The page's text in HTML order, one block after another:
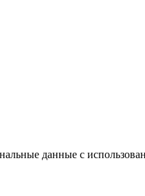
данные с